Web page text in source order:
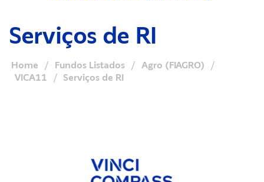
Serviços de RI
Home / Fundos Listados / Agro (FIAGRO)
/
VICA11
/ Serviços de RI